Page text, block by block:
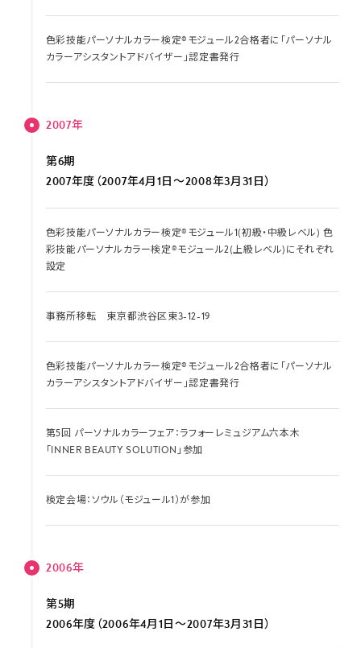
色彩技能パーソナルカラー検定®モジュール2合格者に「パーソナル
カラーアシスタントアドバイザー」認定書発行
2007年
第6期
2007年度（2007年4月1日～2008年3月31日）
色彩技能パーソナルカラー検定®モジュール1(初級・中級レベル) 色
彩技能パーソナルカラー検定®モジュール2(上級レベル)にそれぞれ
設定
事務所移転 東京都渋谷区東3-12-19
色彩技能パーソナルカラー検定®モジュール2合格者に「パーソナル
カラーアシスタントアドバイザー」認定書発行
第5回 パーソナルカラーフェア：ラフォーレミュジアム六本木
「INNER BEAUTY SOLUTION」参加
検定会場：ソウル（モジュール1）が参加
2006年
第5期
2006年度（2006年4月1日～2007年3月31日）